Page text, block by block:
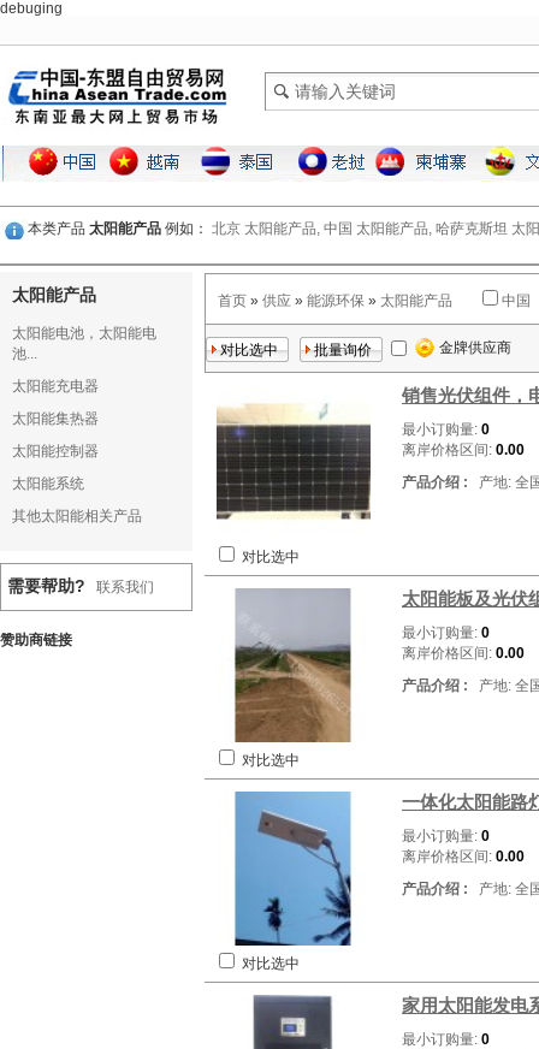
debuging
本类产品 太阳能产品 例如： 北京 太阳能产品, 中国 太阳能产品, 哈萨克斯坦 太
太阳能产品
太阳能电池，太阳能电
池...
太阳能充电器
太阳能集热器
太阳能控制器
太阳能系统
其他太阳能相关产品
需要帮助? 联系我们
赞助商链接
首页 » 供应 » 能源环保 » 太阳能产品 中国
金牌供应商
销售光伏组件，
最小订购量: 0
离岸价格区间: 0.00
产品介绍 : 产地: 全
对比选中
太阳能板及光伏
最小订购量: 0
离岸价格区间: 0.00
产品介绍 : 产地: 全
对比选中
一体化太阳能路
最小订购量: 0
离岸价格区间: 0.00
产品介绍 : 产地: 全
对比选中
家用太阳能发电
最小订购量: 0